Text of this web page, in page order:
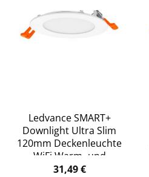
Ledvance SMART+
Downlight Ultra Slim
120mm Deckenleuchte
WiFi Warm- und
Kaltweiß – weiß
31,49€